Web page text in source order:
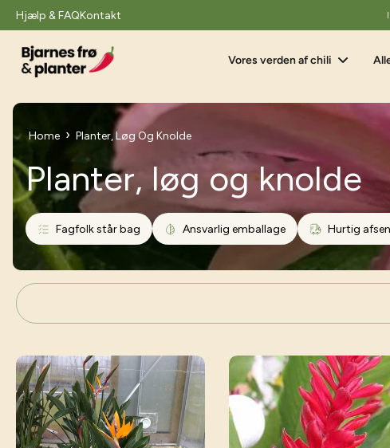
Hjælp & FAQKontakt
Vores verden af chili
Home › Planter, Løg Og Knolde
Planter, løg og knolde
Fagfolk står bag Ansvarlig emballage Hurtig